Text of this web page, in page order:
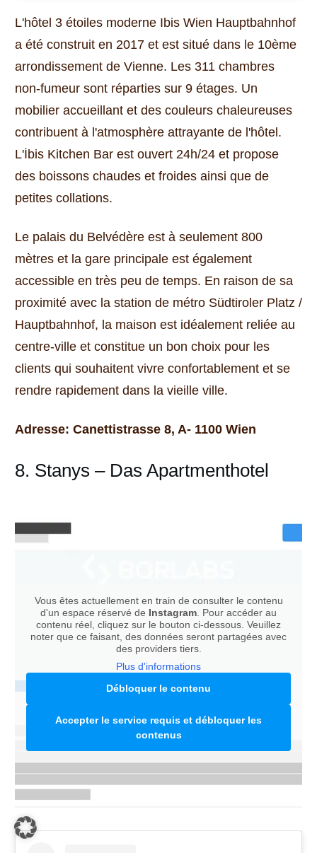
L'hôtel 3 étoiles moderne Ibis Wien Hauptbahnhof
a été construit en 2017 et est situé dans le 10ème
arrondissement de Vienne. Les 311 chambres
non-fumeur sont réparties sur 9 étages. Un
mobilier accueillant et des couleurs chaleureuses
contribuent à l'atmosphère attrayante de l'hôtel.
L'İbis Kitchen Bar est ouvert 24h/24 et propose
des boissons chaudes et froides ainsi que de
petites collations.
Le palais du Belvédère est à seulement 800
mètres et la gare principale est également
accessible en très peu de temps. En raison de sa
proximité avec la station de métro Südtiroler Platz /
Hauptbahnhof, la maison est idéalement reliée au
centre-ville et constitue un bon choix pour les
clients qui souhaitent vivre confortablement et se
rendre rapidement dans la vieille ville.
Adresse: Canettistrasse 8, A- 1100 Wien
8. Stanys – Das Apartmenthotel
Vous êtes actuellement en train de consulter le contenu
d'un espace réservé de Instagram . Pour accéder au
contenu réel, cliquez sur le bouton ci-dessous. Veuillez
noter que ce faisant, des données seront partagées avec
des providers tiers.
Plus d'informations
Débloquer le contenu
Accepter le service requis et débloquer les
contenus